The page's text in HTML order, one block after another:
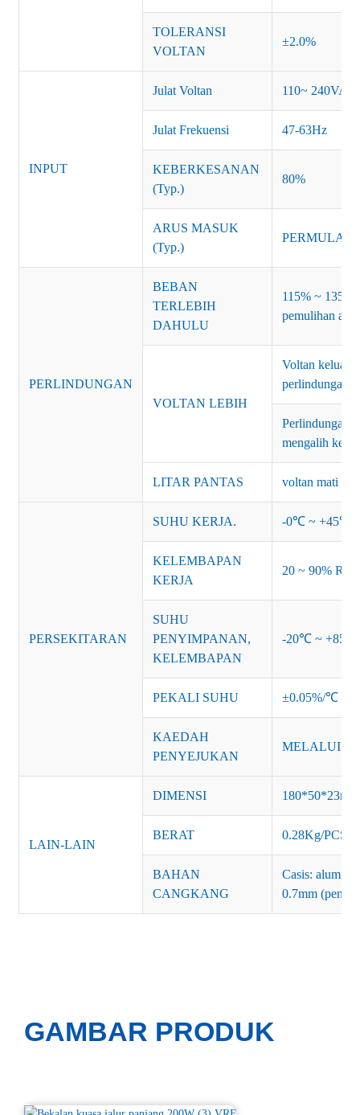
TOLERANSI
VOLTAN
±2.0%
INPUT
Julat Voltan 110~ 240VAC
Julat Frekuensi 47-63Hz
KEBERKESANAN
(Typ.)
80%
ARUS MASUK
(Typ.)
PERLINDUNGAN
BEBAN
TERLEBIH
DAHULU
115% ~ 135%
pemulihan
VOLTAN LEBIH
Voltan
perlindungan
Perlindungan:
mengalih
LITAR PANTAS voltan mati
PERSEKITARAN
SUHU KERJA. -0℃ ~ +45℃
KELEMBAPAN
KERJA
20 ~ 90% RH
SUHU
PENYIMPANAN,
KELEMBAPAN
-20℃ ~ +85℃
PEKALI SUHU ±0.05%/℃
KAEDAH
PENYEJUKAN
MELALUI
LAIN-LAIN
DIMENSI 180*50*23mm
BERAT 0.28Kg/PCS
BAHAN
CANGKANG
Casis:
0.7mm
GAMBAR PRODUK